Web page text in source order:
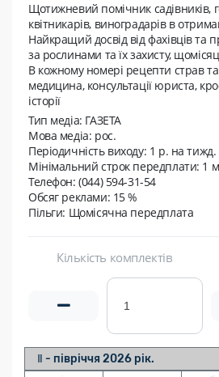
Щотижневий помічник садівників,
квітникарів, виноградарів в
Найкращий досвід від фахівців та
за рослинами та їх захисту,
В кожному номері рецепти страв та
медицина, консультації юриста,
історії
Тип медіа: ГАЗЕТА
Мова медіа: рос.
Періодичність виходу: 1 р. на тижд.
Мінімальний строк передплати: 1
Телефон: (044) 594-31-54
Обсяг реклами: 15 %
Пільги: Щомісячна передплата
Кількість комплектів
Ⅱ - півріччя 2026 рік.